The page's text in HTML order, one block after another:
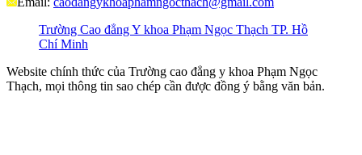
Trường Cao đẳng Y khoa Phạm Ngọc Thạch TP. Hồ
Chí Minh
Website chính thức của Trường cao đẳng y khoa Phạm Ngọc
Thạch, mọi thông tin sao chép cần được đồng ý bằng văn bản.